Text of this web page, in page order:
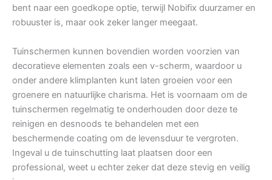
bent naar een goedkope optie, terwijl Nobifix duurzamer en
robuuster is, maar ook zeker langer meegaat.
Tuinschermen kunnen bovendien worden voorzien van
decoratieve elementen zoals een v-scherm, waardoor u
onder andere klimplanten kunt laten groeien voor een
groenere en natuurlijke charisma. Het is voornaam om de
tuinschermen regelmatig te onderhouden door deze te
reinigen en desnoods te behandelen met een
beschermende coating om de levensduur te vergroten.
Ingeval u de tuinschutting laat plaatsen door een
professional, weet u echter zeker dat deze stevig en veilig